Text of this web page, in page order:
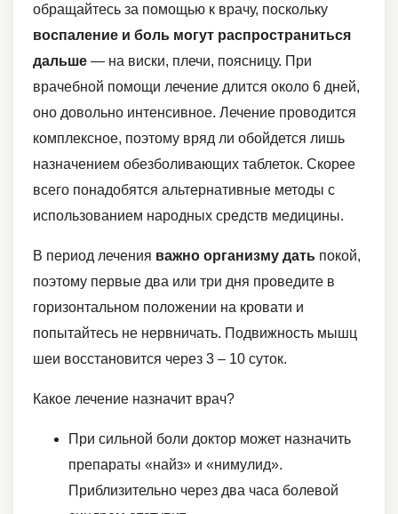
обращайтесь за помощью к врачу, поскольку
воспаление и боль могут распространиться
дальше — на виски, плечи, поясницу. При
врачебной помощи лечение длится около 6 дней,
оно довольно интенсивное. Лечение проводится
комплексное, поэтому вряд ли обойдется лишь
назначением обезболивающих таблеток. Скорее
всего понадобятся альтернативные методы с
использованием народных средств медицины.
В период лечения важно организму дать покой,
поэтому первые два или три дня проведите в
горизонтальном положении на кровати и
попытайтесь не нервничать. Подвижность мышц
шеи восстановится через 3 – 10 суток.
Какое лечение назначит врач?
При сильной боли доктор может назначить
препараты «найз» и «нимулид».
Приблизительно через два часа болевой